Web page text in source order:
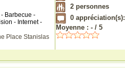
Barbecue -
- Internet -
Place Stanislas
2 personnes
0appréciation(s):
Moyenne : -/ 5